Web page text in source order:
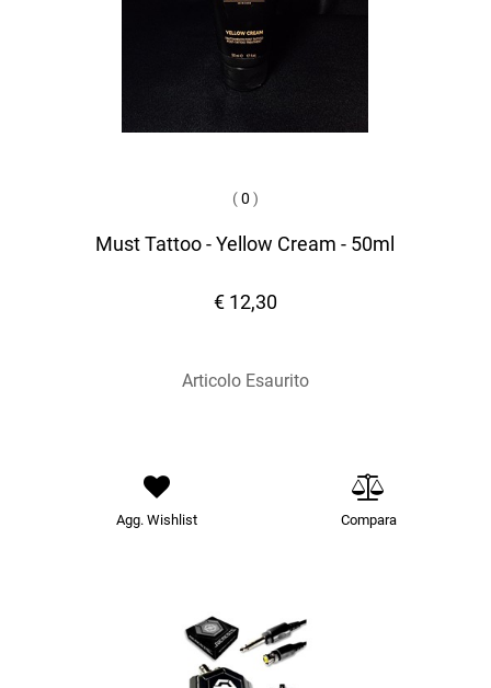
(0 )
Must Tattoo - Yellow Cream - 50ml
€ 12,30
Articolo Esaurito
Agg. Wishlist Compara